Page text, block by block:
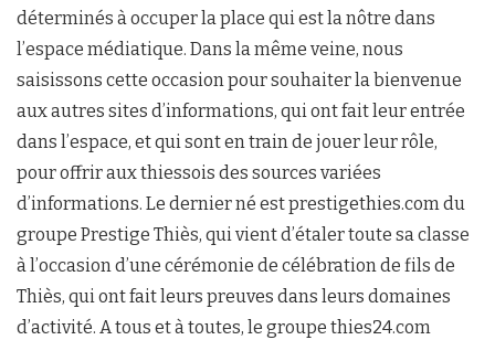
déterminés à occuper la place qui est la nôtre dans
l’espace médiatique. Dans la même veine, nous
saisissons cette occasion pour souhaiter la bienvenue
aux autres sites d’informations, qui ont fait leur entrée
dans l’espace, et qui sont en train de jouer leur rôle,
pour offrir aux thiessois des sources variées
d’informations. Le dernier né est prestigethies.com du
groupe Prestige Thiès, qui vient d’étaler toute sa classe
à l’occasion d’une cérémonie de célébration de fils de
Thiès, qui ont fait leurs preuves dans leurs domaines
d’activité. A tous et à toutes, le groupe thies24.com